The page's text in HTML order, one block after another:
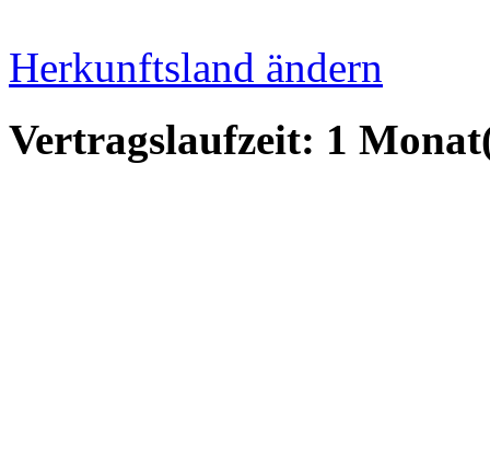
Herkunftsland ändern
Vertragslaufzeit: 1